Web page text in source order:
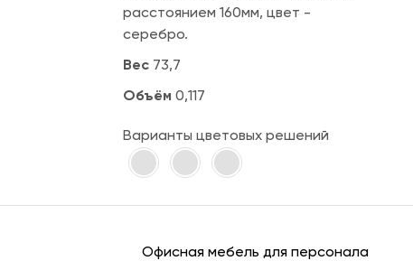
расстоянием 160мм, цвет -
серебро.
Вес 73,7
Объём 0,117
Варианты цветовых решений
Офисная мебель для персонала